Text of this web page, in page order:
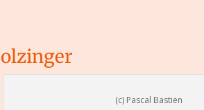
(c) Pascal Bastien